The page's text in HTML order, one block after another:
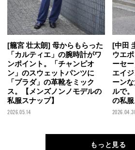
[籠宮 壮太朗] 母からもらった
「カルティエ」の腕時計がワ
ンポイント。「チャンピオ
ン」のスウェットパンツに
「プラダ」の革靴をミック
ス。【メンズノンノモデルの
私服スナップ】
2026.05.14
[中田
ウエ
ーセ
エイ
ーン
ルで
の私服
もっと見る